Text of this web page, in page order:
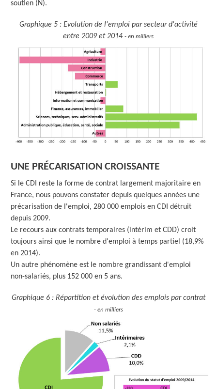
soutien (N).
Graphique 5 : Evolution de l'emploi par secteur d'activité
entre 2009 et 2014- en milliers
UNE PRÉCARISATION CROISSANTE
Si le CDI reste la forme de contrat largement majoritaire en
France, nous pouvons constater depuis quelques années une
précarisation de l'emploi, 280 000 emplois en CDI détruit
depuis 2009.
Le recours aux contrats temporaires (intérim et CDD) croit
toujours ainsi que le nombre d'emploi à temps partiel (18,9%
en 2014).
Un autre phénomène est le nombre grandissant d'emploi
non-salariés, plus 152 000 en 5 ans.
Graphique 6 : Répartition et évolution des emplois par contrat
- en milliers